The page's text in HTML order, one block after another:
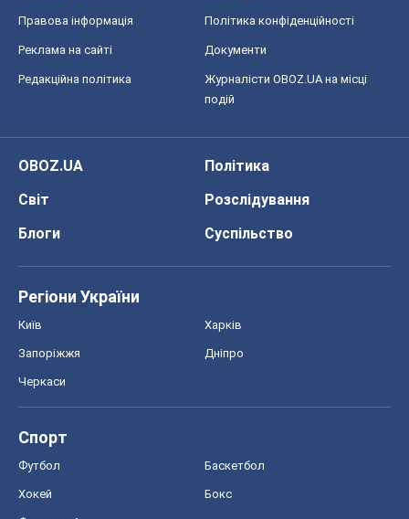
Правова інформація Політика конфіденційності
Реклама на сайті Документи
Редакційна політика
Журналісти OBOZ.UA на місці
подій
OBOZ.UA
Політика
Світ
Розслідування
Блоги
Суспільство
Регіони України
Київ Харків
Запоріжжя Дніпро
Черкаси
Спорт
Футбол Баскетбол
Хокей Бокс